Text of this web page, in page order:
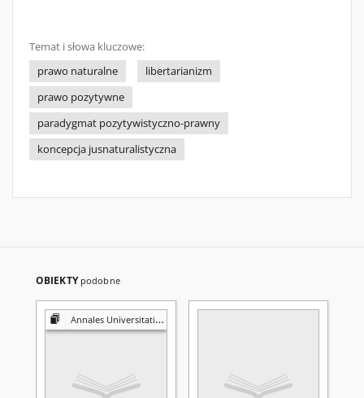
Temat i słowa kluczowe:
prawo naturalne
libertarianizm
prawo pozytywne
paradygmat pozytywistyczno-prawny
koncepcja jusnaturalistyczna
OBIEKTY podobne
Annales Universitatis Mariae Curie-Skłodowska. Sectio I, Philosophia-Sociologia